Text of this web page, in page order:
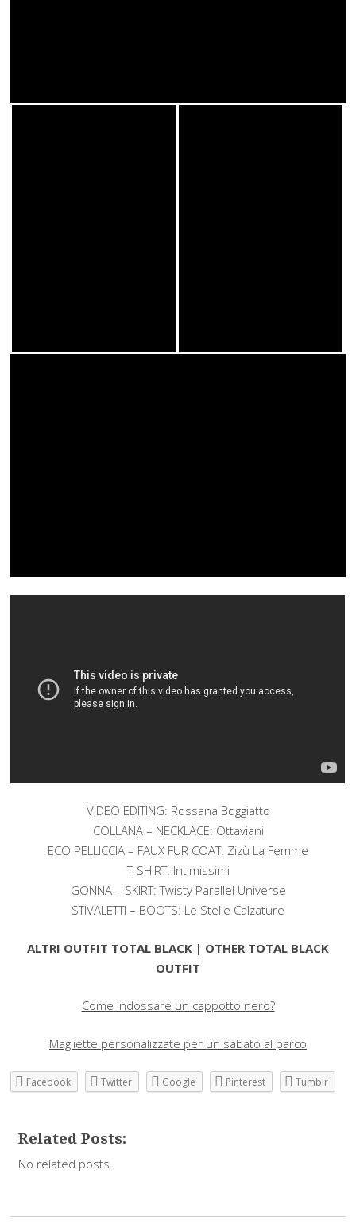
VIDEO EDITING: Rossana Boggiatto
COLLANA – NECKLACE: Ottaviani
ECO PELLICCIA – FAUX FUR COAT: Zizù La Femme
T-SHIRT: Intimissimi
GONNA – SKIRT: Twisty Parallel Universe
STIVALETTI – BOOTS: Le Stelle Calzature
ALTRI OUTFIT TOTAL BLACK | OTHER TOTAL BLACK
OUTFIT
Come indossare un cappotto nero?
Magliette personalizzate per un sabato al parco
Facebook Twitter Google Pinterest Tumblr
Related Posts:
No related posts.